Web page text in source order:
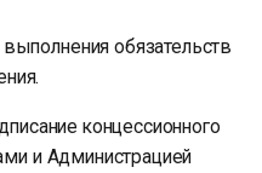
обязательств
концессионного
и Администрацией